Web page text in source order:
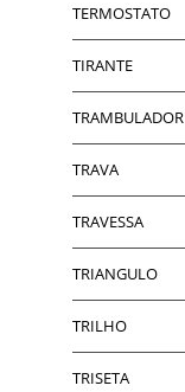
TERMOSTATO
TIRANTE
TRAMBULADOR
TRAVA
TRAVESSA
TRIANGULO
TRILHO
TRISETA